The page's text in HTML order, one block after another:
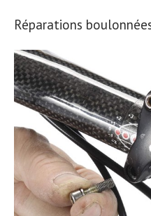
Réparations